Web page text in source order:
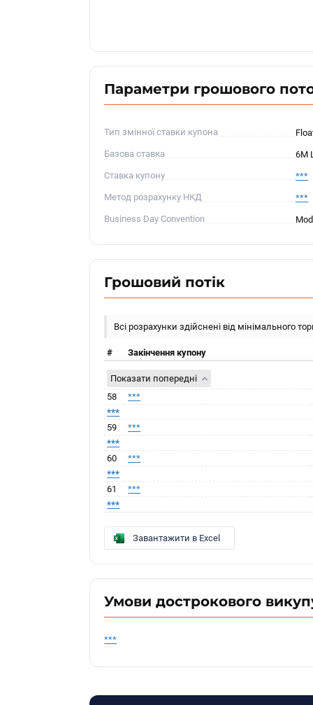
Параметри грошового
Тип змінної ставки купона
Базова ставка
6M
Ставка купону
***
Метод розрахунку НКД
***
Business Day Convention
Грошовий потік
Всі розрахунки здійснені від мінімального
# Закінчення купону
Показати попередні
58
***
***
59
***
***
60
***
***
61
***
***
Завантажити в Excel
Умови дострокового
***